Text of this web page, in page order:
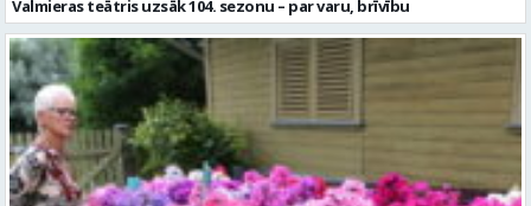
Valmieras teātris uzsāk 104. sezonu – par varu, brīvību